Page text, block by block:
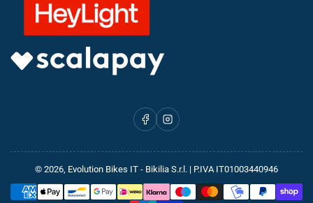
FacebookInstagram
© 2026, Evolution Bikes IT - Bikilia S.r.l. | P.IVA IT01003440946
Metodi
di